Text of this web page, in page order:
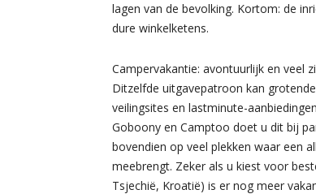
lagen van de bevolking. Kortom: de
dure winkelketens.
Campervakantie: avontuurlijk en veel
Ditzelfde uitgavepatroon kan
veilingsites en lastminute-
Goboony en Camptoo doet u dit bij
bovendien op veel plekken waar een
meebrengt. Zeker als u kiest voor
Tsjechië, Kroatië) is er nog meer